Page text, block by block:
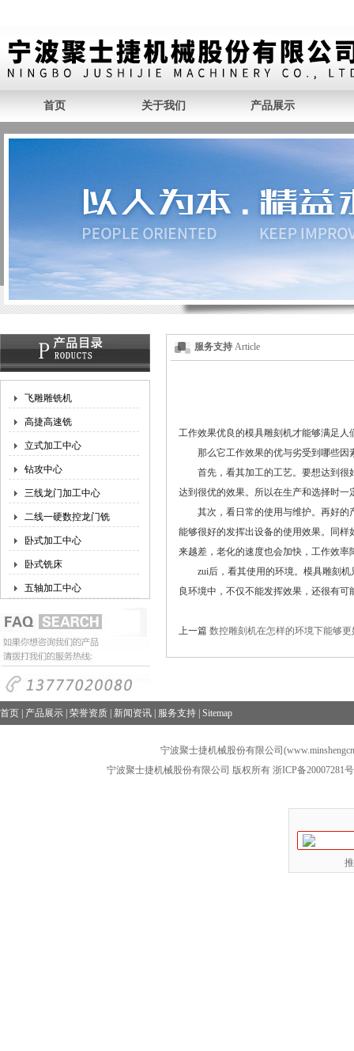
首页 关于我们 产品展示
飞雕雕铣机
高捷高速铣
立式加工中心
钻攻中心
三线龙门加工中心
二线一硬数控龙门铣
卧式加工中心
卧式铣床
五轴加工中心
服务支持 Article
工作效果优良的模具雕刻机才能够满足
那么它工作效果的优与劣受到哪些因
首先，看其加工的工艺。要想达到很
达到很优的效果。所以在生产和选择时
其次，看日常的使用与维护。再好的
能够很好的发挥出设备的使用效果。同
来越差，老化的速度也会加快，工作效率
zui后，看其使用的环境。模具雕刻机
良环境中，不仅不能发挥效果，还很有可
上一篇 数控雕刻机在怎样的环境下能够
首页 产品展示 荣誉资质 新闻资讯 服务支持 Sitemap
宁波聚士捷机械股份有限公司
宁波聚士捷机械股份有限公司 版权所有 浙ICP备20007281